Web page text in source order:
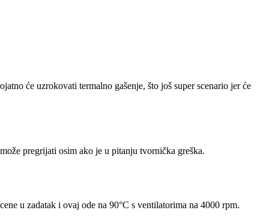
će uzrokovati termalno gašenje, što još super scenario jer će
pregrijati osim ako je u pitanju tvornička greška.
u zadatak i ovaj ode na 90°C s ventilatorima na 4000 rpm.